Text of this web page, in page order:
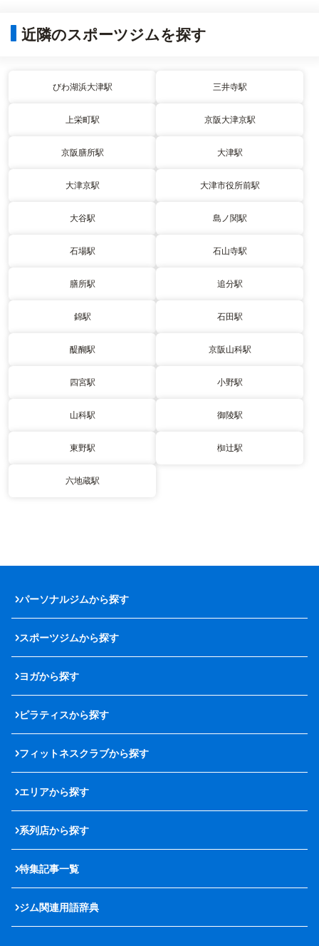
近隣のスポーツジムを探す
びわ湖浜大津駅 三井寺駅
上栄町駅 京阪大津京駅
京阪膳所駅 大津駅
大津京駅 大津市役所前駅
大谷駅 島ノ関駅
石場駅 石山寺駅
膳所駅 追分駅
錦駅 石田駅
醍醐駅 京阪山科駅
四宮駅 小野駅
山科駅 御陵駅
東野駅 椥辻駅
六地蔵駅
パーソナルジムから探す
スポーツジムから探す
ヨガから探す
ピラティスから探す
フィットネスクラブから探す
エリアから探す
系列店から探す
特集記事一覧
ジム関連用語辞典